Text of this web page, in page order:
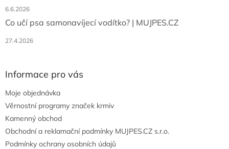
6.6.2026
Co učí psa samonavíjecí vodítko? | MUJPES.CZ
27.4.2026
Informace pro vás
Moje objednávka
Věrnostní programy značek krmiv
Kamenný obchod
Obchodní a reklamační podmínky MUJPES.CZ s.r.o.
Podmínky ochrany osobních údajů